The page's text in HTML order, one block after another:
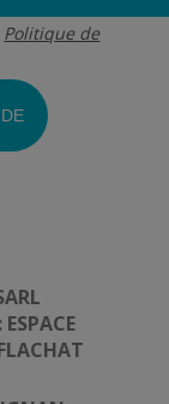
Politique de